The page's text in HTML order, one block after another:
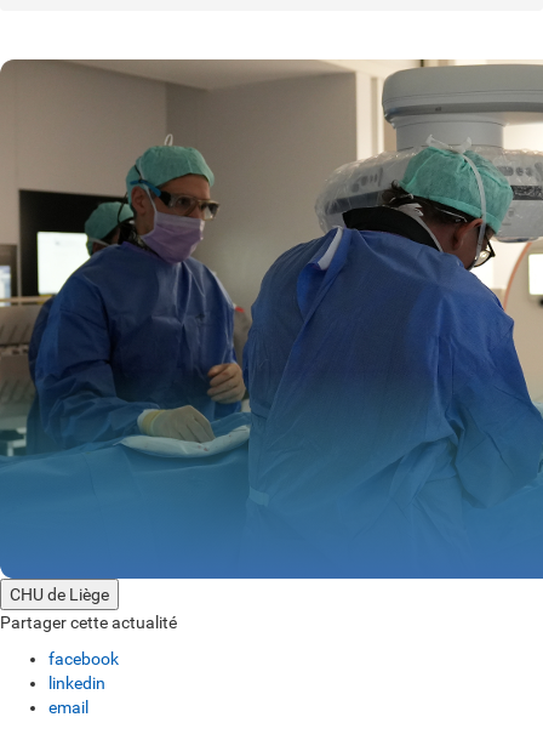
CHU de Liège
Partager cette actualité
facebook
linkedin
email